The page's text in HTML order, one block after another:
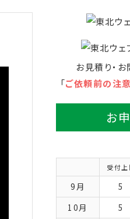
お見積り・
「ご依頼前の注
お
受付上
9月 5
10月
5